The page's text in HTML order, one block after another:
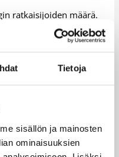
Tietoja
sisällön ja mainosten
ominaisuuksien
ratkaisijoiden määrä.
11 nousi pisteille.
puolustuspäässä jo
kymmenkunta
koto-Suomeen
turneetaan alkuviikolla